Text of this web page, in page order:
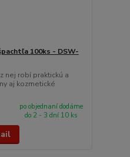
100ks - DSW-
nej robí praktickú a
aj kozmetické
po objednaní dodáme
do 2 - 3 dní 10 ks